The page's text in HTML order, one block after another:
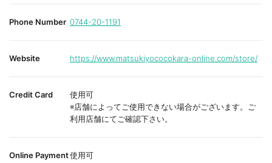
Phone Number 0744-20-1191
Website https://www.matsukiyococokara-online.com/store/
Credit Card
使用可
※店舗によってご使用できない場合がございます。ご
利用店舗にてご確認下さい。
Online Payment使用可